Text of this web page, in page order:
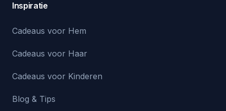
Inspiratie
Cadeaus voor Hem
Cadeaus voor Haar
Cadeaus voor Kinderen
Blog & Tips